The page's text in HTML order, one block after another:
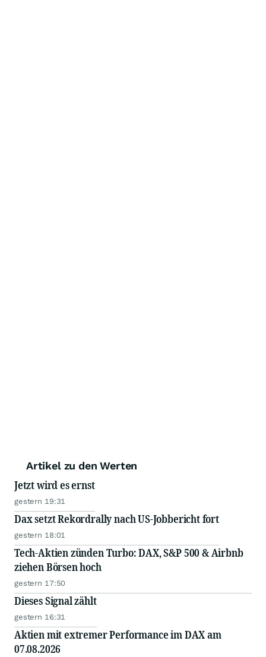
Artikel zu den Werten
Jetzt wird es ernst
gestern 19:31
Dax setzt Rekordrally nach US-Jobbericht fort
gestern 18:01
Tech-Aktien zünden Turbo: DAX, S&P 500 & Airbnb
ziehen Börsen hoch
gestern 17:50
Dieses Signal zählt
gestern 16:31
Aktien mit extremer Performance im DAX am
07.08.2026